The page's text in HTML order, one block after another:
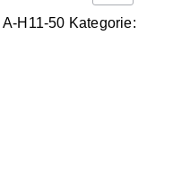
A-H11-50 Kategorie: